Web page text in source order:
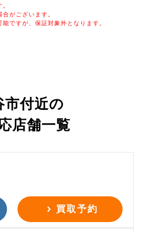
がございます。
ですが、保証対象外となります。
市付近の
店舗一覧
買取予約